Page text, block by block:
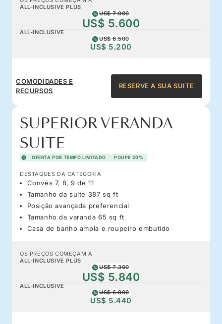
ALL-INCLUSIVE PLUS
US$ 7.000
US$ 5.600
ALL-INCLUSIVE
US$ 6.500
US$ 5.200
COMODIDADES E
RECURSOS
RESERVE A SUA SUITE
SUPERIOR VERANDA
SUITE
OFERTA POR TEMPO LIMITADO POUPE 20%
DESTAQUES DA CATEGORIA
Convés 7, 8, 9 de 11
Tamanho da suíte 387 sq ft
Posição avançada preferencial
Tamanho da varanda 65 sq ft
Casa de banho ampla e roupeiro embutido
OS PREÇOS COMEÇAM A
ALL-INCLUSIVE PLUS
US$ 7.300
US$ 5.840
ALL-INCLUSIVE
US$ 6.800
US$ 5.440